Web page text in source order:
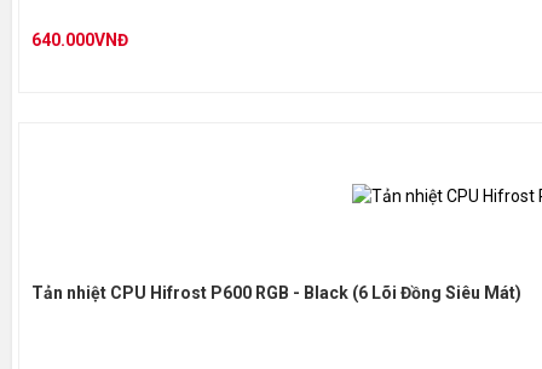
640.000VNĐ
Tản nhiệt CPU Hifrost P600 RGB - Black (6 Lõi Đồng Siêu Mát)